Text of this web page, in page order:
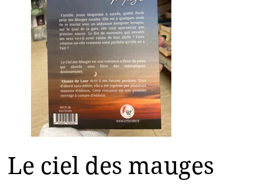
Le ciel des mauges